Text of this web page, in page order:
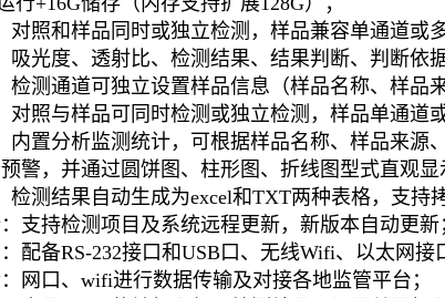
对照和样品同时或独立检测，样品兼容单通道或
吸光度、透射比、检测结果、结果判断、判断依
检测通道可独立设置样品信息（样品名称、样品
对照与样品可同时检测或独立检测，样品单通道
内置分析监测统计，可根据样品名称、样品来
警，并通过圆饼图、柱形图、折线图型式直观显
检测结果自动生成为excel和TXT两种表格，支持
支持检测项目及系统远程更新，新版本自动更新
配备RS-232接口和USB口、无线Wifi、以太网接
网口、wifi进行数据传输及对接各地监管平台；